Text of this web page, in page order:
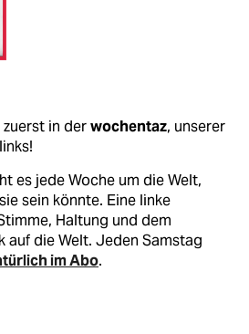
in derwochentaz, unserer
es jede Woche um die Welt,
sein könnte. Eine linke
Haltung und dem
auf die Welt. Jeden Samstag
im Abo.